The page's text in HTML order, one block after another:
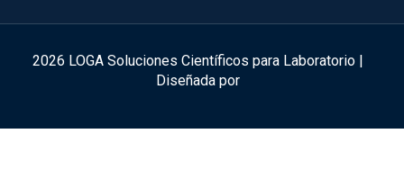
2026 LOGA Soluciones Científicos para Laboratorio |
Diseñada por